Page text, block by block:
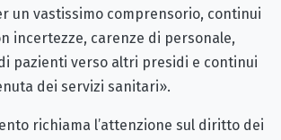
un vastissimo comprensorio, continui
incertezze, carenze di personale,
pazienti verso altri presidi e continui
dei servizi sanitari».
richiama l’attenzione sul diritto dei